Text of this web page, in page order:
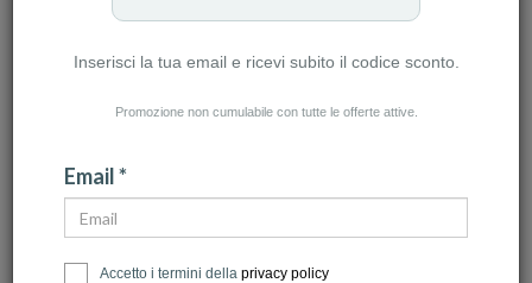
CATEGORIA: BAMBINO
AZZERA FILTRI
NUMERO ARTICOLI:1
Inserisci la tua email e ricevi subito il codice sconto.
Promozione non cumulabile con tutte le offerte attive.
Email *
Accetto i termini della privacy policy